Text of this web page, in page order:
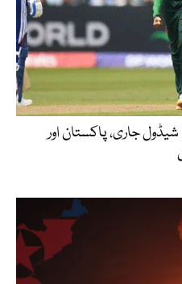
ٹی 20ایشیا کپ 2026 کا شیڈول جاری، پاکستان اور